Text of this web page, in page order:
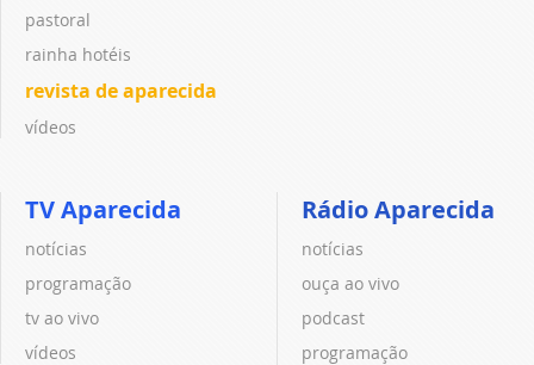
pastoral
rainha hotéis
revista de aparecida
vídeos
TV Aparecida
notícias
programação
tv ao vivo
vídeos
Rádio Aparecida
notícias
ouça ao vivo
podcast
programação